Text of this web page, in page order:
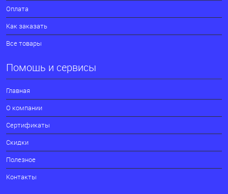
Оплата
Как заказать
Все товары
Помощь и сервисы
Главная
О компании
Сертификаты
Скидки
Полезное
Контакты